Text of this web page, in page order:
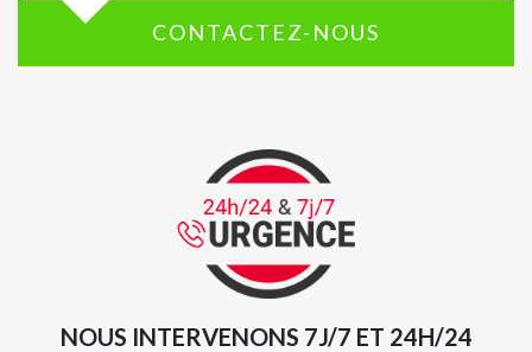
CONTACTEZ-NOUS
NOUS INTERVENONS 7J/7 ET 24H/24